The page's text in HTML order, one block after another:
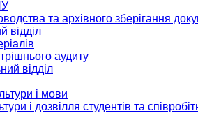
та архівного зберігання
відділ
аудиту
відділ
і мови
і дозвілля студентів та